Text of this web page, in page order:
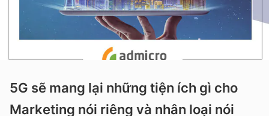
5G sẽ mang lại những tiện ích gì cho
Marketing nói riêng và nhân loại nói